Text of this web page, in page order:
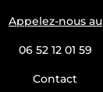
Appelez-nous au
06 52 12 01 59
Contact